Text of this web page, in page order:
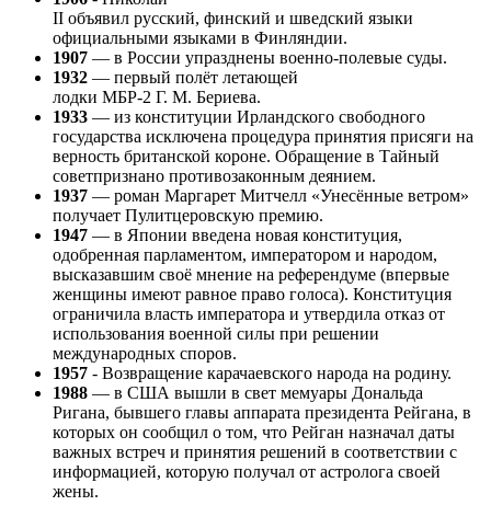
II объявил русский, финский и шведский языки
официальными языками в Финляндии.
1907 — в России упразднены военно-полевые суды.
1932 — первый полёт летающей
лодки МБР-2 Г. М. Бериева.
1933 — из конституции Ирландского свободного
государства исключена процедура принятия присяги на
верность британской короне. Обращение в Тайный
советпризнано противозаконным деянием.
1937 — роман Маргарет Митчелл «Унесённые ветром»
получает Пулитцеровскую премию.
1947 — в Японии введена новая конституция,
одобренная парламентом, императором и народом,
высказавшим своё мнение на референдуме (впервые
женщины имеют равное право голоса). Конституция
ограничила власть императора и утвердила отказ от
использования военной силы при решении
международных споров.
1957 - Возвращение карачаевского народа на родину.
1988 — в США вышли в свет мемуары Дональда
Ригана, бывшего главы аппарата президента Рейгана, в
которых он сообщил о том, что Рейган назначал даты
важных встреч и принятия решений в соответствии с
информацией, которую получал от астролога своей
жены.